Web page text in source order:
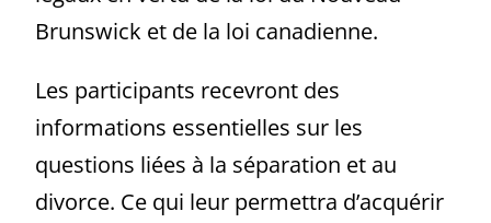
Brunswick et de la loi canadienne.
Les participants recevront des
informations essentielles sur les
questions liées à la séparation et au
divorce. Ce qui leur permettra d’acquérir